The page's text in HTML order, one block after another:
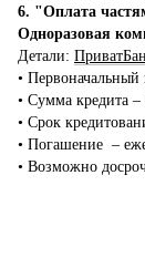
6. "Оплата
Одноразовая
Детали:
•‎ Первоначальный
•‎ Сумма кредита –
•‎ Срок
•‎ Погашение –
•‎ Возможно